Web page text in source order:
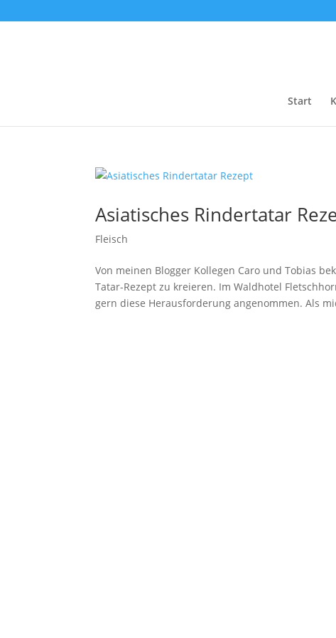
Start
Asiatisches Rindertatar
Fleisch
Von meinen Blogger Kollegen Caro und Tobias
Tatar-Rezept zu kreieren. Im Waldhotel
gern diese Herausforderung angenommen. Als